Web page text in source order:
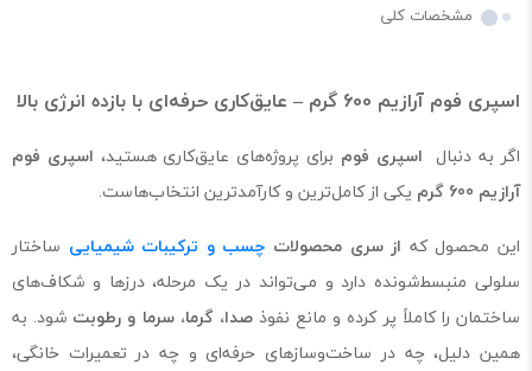
مشخصات کلی
اسپری فوم آرازیم 600 گرم – عایق‌کاری حرفه‌ای با بازده انرژی بالا
اگر به دنبال اسپری فوم برای پروژه‌های عایق‌کاری هستید، اسپری فوم
آرازیم 600 گرم
یکی از کامل‌ترین و کارآمدترین انتخاب‌هاست.
این محصول که از سری محصولات چسب و ترکیبات شیمیایی ساختار
سلولی منبسط‌شونده دارد و می‌تواند در یک مرحله، درزها و شکاف‌های
ساختمان را کاملاً پر کرده و مانع نفوذصدا، گرما، سرما و رطوبت شود. به
همین دلیل، چه در ساخت‌وسازهای حرفه‌ای و چه در تعمیرات خانگی،